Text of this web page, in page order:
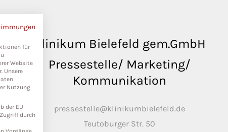
Klinikum Bielefeld gem.GmbH
Pressestelle/ Marketing/
Kommunikation
pressestelle@klinikumbielefeld.de
Teutoburger Str. 50
für
Website
Unsere
Nutzung
der EU
durch